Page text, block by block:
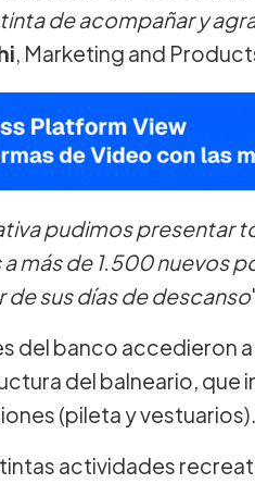
de acompañar y
, Marketing and
pudimos presentar
más de 1.500 nuevos
sus días de descanso
del banco accedieron
del balneario, que
(pileta y vestuarios).
actividades